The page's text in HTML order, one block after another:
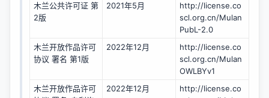
木兰公共许可证 第
2版
2021年5月
http://license.co
scl.org.cn/Mulan
PubL-2.0
木兰开放作品许可
协议 署名 第1版
2022年12月
http://license.co
scl.org.cn/Mulan
OWLBYv1
木兰开放作品许可
2022年12月
http://license.co